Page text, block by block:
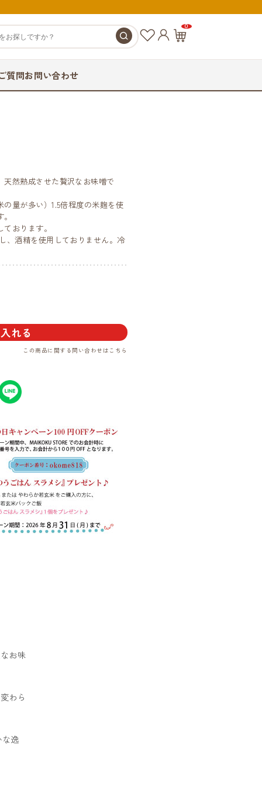
気
ー
ジ
0
質問お問い合わせ
然熟成させた贅沢なお味噌で
量が多い）1.5倍程度の米麹を使
おります。
、酒精を使用しておりません。冷
れる
この商品に関する問い合わせは こちら
お味
わら
逸